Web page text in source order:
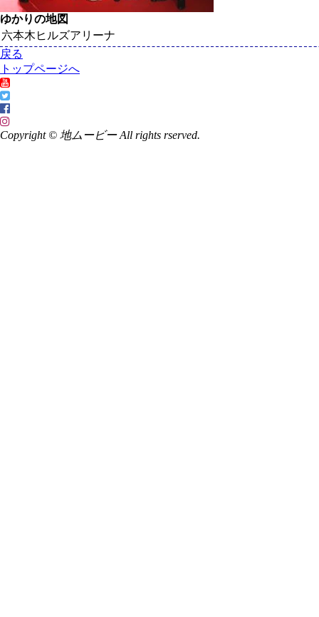
ゆかりの地図
六本木ヒルズアリーナ
戻る
トップページへ
Copyright © 地ムービー All rights rserved.